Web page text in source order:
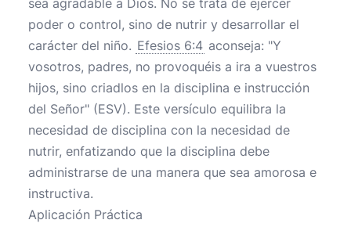
sea agradable a Dios. No se trata de ejercer
poder o control, sino de nutrir y desarrollar el
carácter del niño. Efesios 6:4 aconseja: "Y
vosotros, padres, no provoquéis a ira a vuestros
hijos, sino criadlos en la disciplina e instrucción
del Señor" (ESV). Este versículo equilibra la
necesidad de disciplina con la necesidad de
nutrir, enfatizando que la disciplina debe
administrarse de una manera que sea amorosa e
instructiva.
Aplicación Práctica